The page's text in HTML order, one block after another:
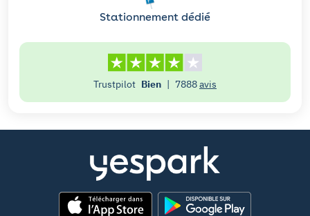
Stationnement dédié
Trustpilot Bien | 7888avis